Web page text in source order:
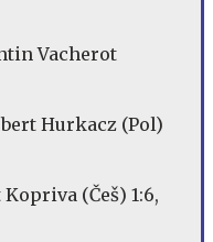
Vacherot
Hurkacz (Pol)
(Češ) 1:6,